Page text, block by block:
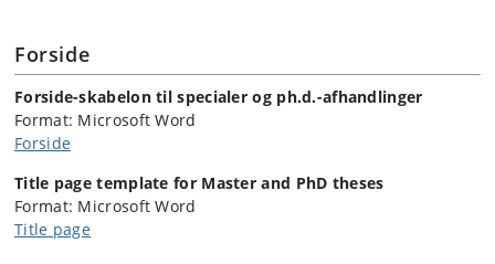
Forside
Forside-skabelon til specialer og ph.d.-afhandlinger
Format: Microsoft Word
Forside
Title page template for Master and PhD theses
Format: Microsoft Word
Title page